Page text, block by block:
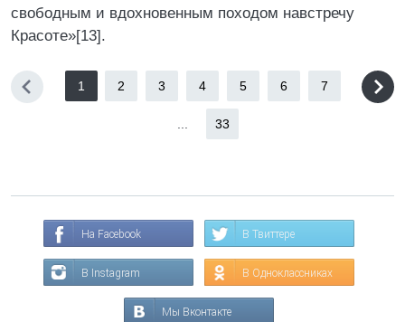
свободным и вдохновенным походом навстречу
Красоте»[13].
1 2 3 4 5 6 7
33
На Facebook В Твиттере
В Instagram В Одноклассниках
Мы Вконтакте